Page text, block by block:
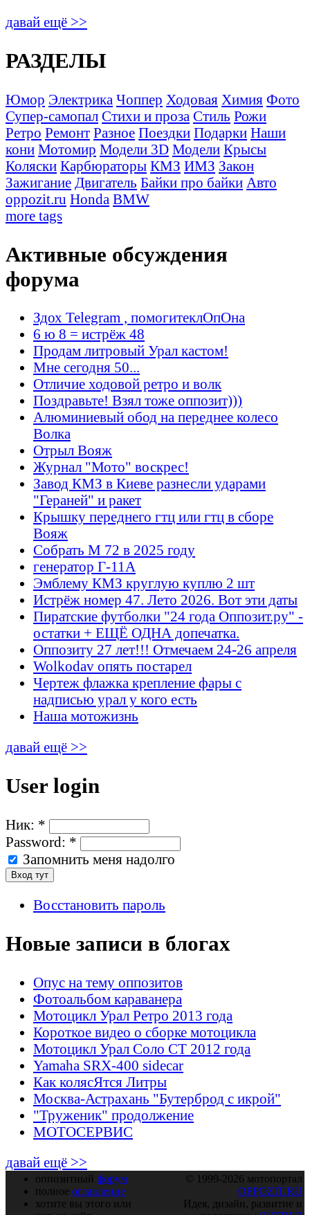
давай ещё >>
РАЗДЕЛЫ
Юмор Электрика Чоппер Ходовая Химия Фото
Супер-самопал Стихи и проза Стиль Рожи
Ретро Ремонт Разное Поездки Подарки Наши
кони Мотомир Модели 3D Модели Крысы
Коляски Карбюраторы КМЗ ИМЗ Закон
Зажигание Двигатель Байки про байки Авто
oppozit.ru Honda BMW
more tags
Активные обсуждения
форума
Здох Telegram , помогитеклОпОна
6 ю 8 = истрёж 48
Продам литровый Урал кастом!
Мне сегодня 50...
Отличие ходовой ретро и волк
Поздравьте! Взял тоже оппозит)))
Алюминиевый обод на переднее колесо
Волка
Отрыл Вояж
Журнал "Мото" воскрес!
Завод КМЗ в Киеве разнесли ударами
"Гераней" и ракет
Крышку переднего гтц или гтц в сборе
Вояж
Собрать М 72 в 2025 году
генератор Г-11А
Эмблему КМЗ круглую куплю 2 шт
Истрёж номер 47. Лето 2026. Вот эти даты
Пиратские футболки "24 года Оппозит.ру" -
остатки + ЕЩЁ ОДНА допечатка.
Оппозиту 27 лет!!! Отмечаем 24-26 апреля
Wolkodav опять постарел
Чертеж флажка крепление фары с
надписью урал у кого есть
Наша мотожизнь
давай ещё >>
User login
Ник: *
Password: *
Запомнить меня надолго
Восстановить пароль
Новые записи в блогах
Опус на тему оппозитов
Фотоальбом караванера
Мотоцикл Урал Ретро 2013 года
Короткое видео о сборке мотоцикла
Мотоцикл Урал Соло СТ 2012 года
Yamaha SRX-400 sidecar
Как колясЯтся Литры
Москва-Астрахань "Бутерброд с икрой"
"Труженик" продолжение
МОТОСЕРВИС
давай ещё >>
оппозитный форум
полное оглавление
хотите вы этого или
© 1999-2026 мотопортал
OPPOZIT.RU
Идея, дизайн, развитие и